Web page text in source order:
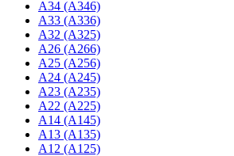
A34 (A346)
A33 (A336)
A32 (A325)
A26 (A266)
A25 (A256)
A24 (A245)
A23 (A235)
A22 (A225)
A14 (A145)
A13 (A135)
A12 (A125)